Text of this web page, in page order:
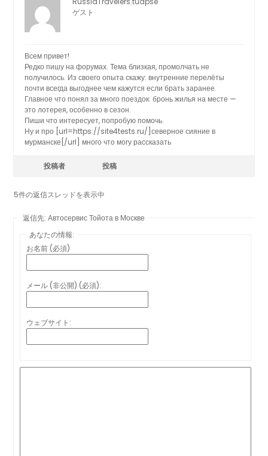
ゲスト
Всем привет!
Редко пишу на форумах. Тема близкая, промолчать не
получилось. Из своего опыта скажу: внутренние перелёты
почти всегда выгоднее чем кажутся если брать заранее.
Главное что понял за много поездок: бронь жилья на месте —
это лотерея, особенно в сезон.
Пиши что интересует, попробую помочь.
Ну и про [url=https://site4tests.ru/]северное сияние в
мурманске[/url] много что могу рассказать
投稿者 投稿
5件の返信スレッドを表示中
返信先: Автосервис Тойота в Москве
あなたの情報:
お名前 (必須)
メール (非公開) (必須):
ウェブサイト: